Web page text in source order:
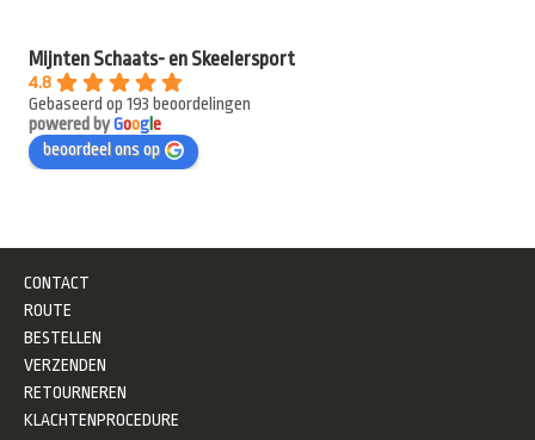
Mijnten Schaats- en Skeelersport
4.8
Gebaseerd op 193 beoordelingen
powered byGooge
beoordeel ons op
CONTACT
ROUTE
BESTELLEN
VERZENDEN
RETOURNEREN
KLACHTENPROCEDURE